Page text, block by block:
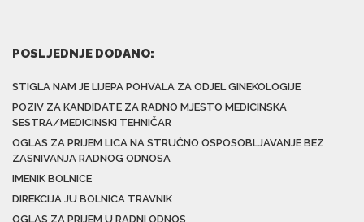
POSLJEDNJE DODANO:
STIGLA NAM JE LIJEPA POHVALA ZA ODJEL GINEKOLOGIJE
POZIV ZA KANDIDATE ZA RADNO MJESTO MEDICINSKA
SESTRA/MEDICINSKI TEHNIČAR
OGLAS ZA PRIJEM LICA NA STRUČNO OSPOSOBLJAVANJE BEZ
ZASNIVANJA RADNOG ODNOSA
IMENIK BOLNICE
DIREKCIJA JU BOLNICA TRAVNIK
OGLAS ZA PRIJEM U RADNI ODNOS